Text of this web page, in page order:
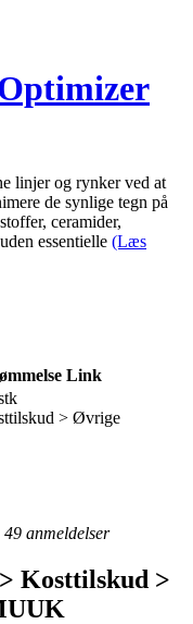
linjer og rynker ved at
de synlige tegn på
ceramider,
essentielle (Læs
Link
> Øvrige
49 anmeldelser
Kosttilskud >